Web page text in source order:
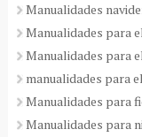
Manualidades
Manualidades para
Manualidades para
manualidades para
Manualidades para
Manualidades para